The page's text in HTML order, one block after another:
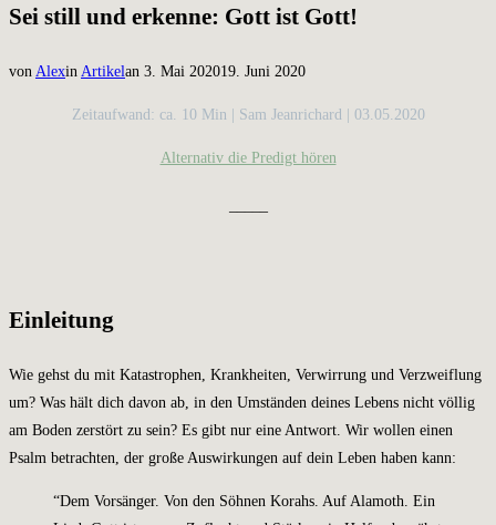
Sei still und erkenne: Gott ist Gott!
von Alexin Artikelan Veröffentlicht
3. Mai 202019. Juni 2020
Zeitaufwand: ca. 10 Min | Sam Jeanrichard | 03.05.2020
Alternativ die Predigt hören
Einleitung
Wie gehst du mit Katastrophen, Krankheiten, Verwirrung und Verzweiflung
um? Was hält dich davon ab, in den Umständen deines Lebens nicht völlig
am Boden zerstört zu sein? Es gibt nur eine Antwort. Wir wollen einen
Psalm betrachten, der große Auswirkungen auf dein Leben haben kann:
“Dem Vorsänger. Von den Söhnen Korahs. Auf Alamoth. Ein